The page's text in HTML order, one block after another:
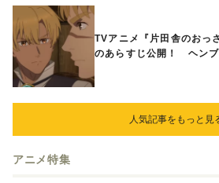
TVアニメ『片田舎のおっ
のあらすじ公開！ ヘンブ
人気記事をもっと見
アニメ特集